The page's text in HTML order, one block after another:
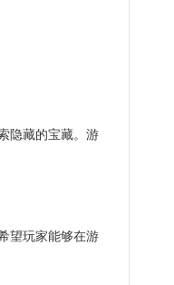
隐藏的宝藏。游
望玩家能够在游